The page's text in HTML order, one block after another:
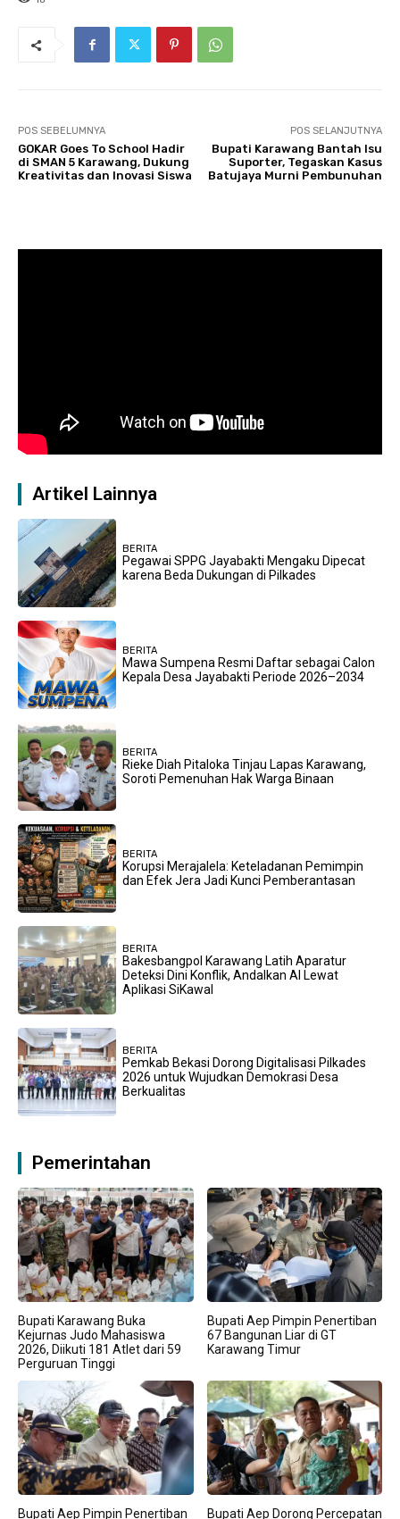
POS SEBELUMNYA
GOKAR Goes To School Hadir
di SMAN 5 Karawang, Dukung
Kreativitas dan Inovasi Siswa
POS SELANJUTNYA
Bupati Karawang Bantah Isu
Suporter, Tegaskan Kasus
Batujaya Murni Pembunuhan
Artikel Lainnya
BERITA
Pegawai SPPG Jayabakti Mengaku Dipecat
karena Beda Dukungan di Pilkades
BERITA
Mawa Sumpena Resmi Daftar sebagai Calon
Kepala Desa Jayabakti Periode 2026–2034
BERITA
Rieke Diah Pitaloka Tinjau Lapas Karawang,
Soroti Pemenuhan Hak Warga Binaan
BERITA
Korupsi Merajalela: Keteladanan Pemimpin
dan Efek Jera Jadi Kunci Pemberantasan
BERITA
Bakesbangpol Karawang Latih Aparatur
Deteksi Dini Konflik, Andalkan AI Lewat
Aplikasi SiKawal
BERITA
Pemkab Bekasi Dorong Digitalisasi Pilkades
2026 untuk Wujudkan Demokrasi Desa
Berkualitas
Pemerintahan
Bupati Karawang Buka
Kejurnas Judo Mahasiswa
2026, Diikuti 181 Atlet dari 59
Perguruan Tinggi
Bupati Aep Pimpin Penertiban
67 Bangunan Liar di GT
Karawang Timur
Bupati Aep Pimpin Penertiban
Bupati Aep Dorong Percepatan